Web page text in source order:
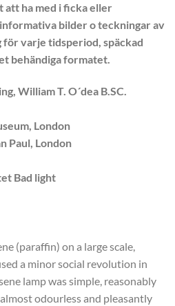
ha med i ficka eller
bilder o teckningar av
varje tidsperiod, späckad
behändiga formatet.
William T. O´dea B.SC.
London
Paul, London
Bad light
(paraffin) on a large scale,
a minor social revolution in
lamp was simple, reasonably
odourless and pleasantly